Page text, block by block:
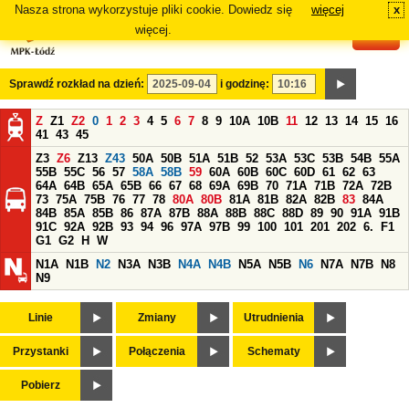
Nasza strona wykorzystuje pliki cookie. Dowiedz się
więcej.
więcej x
Sprawdź rozkład na dzień: i godzinę:
Z Z1 Z2 0 1 2 3 4 5 6 7 8 9 10A 10B 11 12 13 14 15 16
41 43 45
Z3 Z6 Z13 Z43 50A 50B 51A 51B 52 53A 53C 53B 54B 55A
55B 55C 56 57 58A 58B 59 60A 60B 60C 60D 61 62 63
64A 64B 65A 65B 66 67 68 69A 69B 70 71A 71B 72A 72B
73 75A 75B 76 77 78 80A 80B 81A 81B 82A 82B 83 84A
84B 85A 85B 86 87A 87B 88A 88B 88C 88D 89 90 91A 91B
91C 92A 92B 93 94 96 97A 97B 99 100 101 201 202 6.
F1
G1 G2 H
W
N1A
N1B N2 N3A N3B N4A N4B N5A N5B N6 N7A N7B
N8
N9
Linie Zmiany Utrudnienia
Przystanki Połączenia Schematy
Pobierz